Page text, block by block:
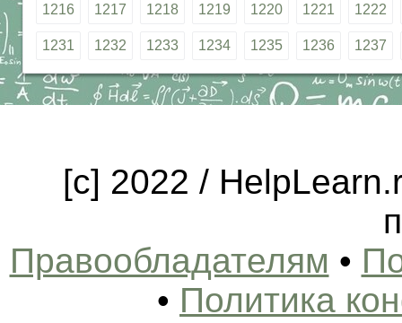
1216 1217 1218 1219 1220 1221 1222
1231 1232 1233 1234 1235 1236 1237
[c] 2022 /
Правообладателям •
• Политика